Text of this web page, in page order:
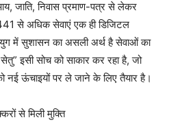
जाति, निवास प्रमाण-पत्र से लेकर
से अधिक सेवाएं एक ही डिजिटल
में सुशासन का असली अर्थ है सेवाओं का
इसी सोच को साकार कर रहा है, जो
नई ऊंचाइयों पर ले जाने के लिए तैयार है।
से मिली मुक्ति